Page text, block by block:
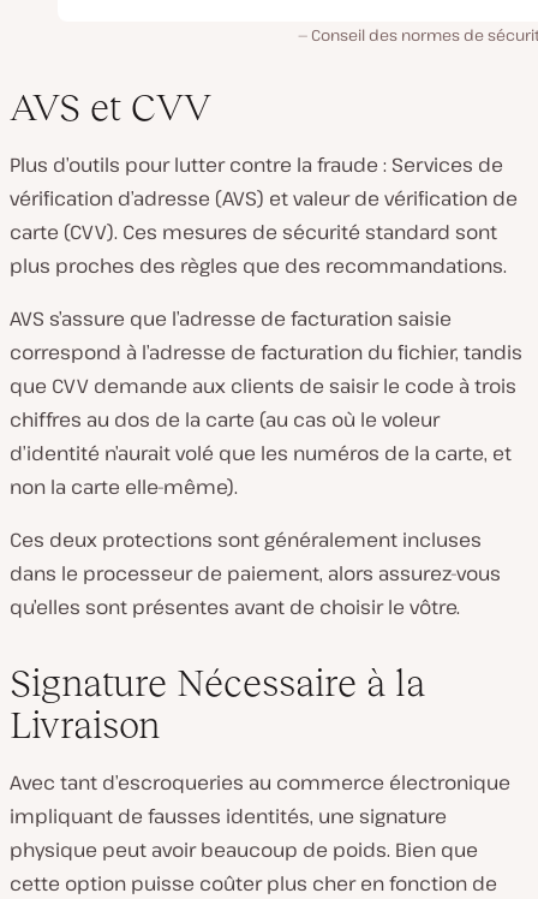
Conseil des normes de
AVS et CVV
Plus d’outils pour lutter contre la fraude : Services de
vérification d’adresse (AVS) et valeur de vérification de
carte (CVV). Ces mesures de sécurité standard sont
plus proches des règles que des recommandations.
AVS s’assure que l’adresse de facturation saisie
correspond à l’adresse de facturation du fichier, tandis
que CVV demande aux clients de saisir le code à trois
chiffres au dos de la carte (au cas où le voleur
d’identité n’aurait volé que les numéros de la carte, et
non la carte elle-même).
Ces deux protections sont généralement incluses
dans le processeur de paiement, alors assurez-vous
qu’elles sont présentes avant de choisir le vôtre.
Signature Nécessaire à la
Livraison
Avec tant d’escroqueries au commerce électronique
impliquant de fausses identités, une signature
physique peut avoir beaucoup de poids. Bien que
cette option puisse coûter plus cher en fonction de